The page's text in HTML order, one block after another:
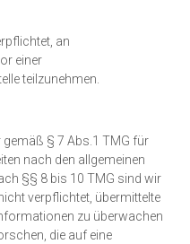
an
einer
teilzunehmen.
§ 7 Abs.1 TMG für
nach den allgemeinen
§§ 8 bis 10 TMG sind wir
verpflichtet, übermittelte
zu überwachen
die auf eine